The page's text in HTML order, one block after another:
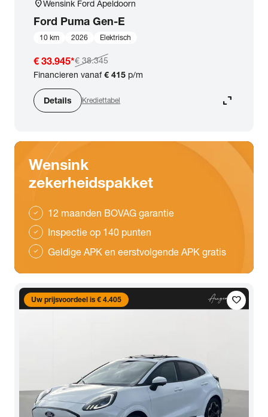
location_onWensink Ford Apeldoorn
Ford Puma Gen-E
10 km 2026 Elektrisch
€ 33.945*€ 38.345
Financieren vanaf€ 415 p/m
Details Krediettabel expand_content
Wensink
zekerheidspakket
check 12 maanden BOVAG garantie
check Inspectie op 140 punten
check Geldige APK en eerstvolgende APK gratis
favorite
Uw prijsvoordeel is € 4.405